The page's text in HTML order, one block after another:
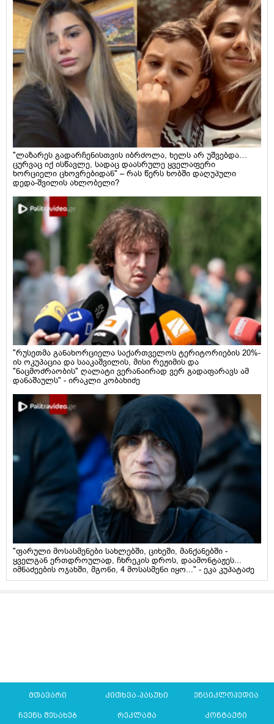
"ლაზარეს გადარჩენისთვის იბრძოლა, ხელს არ უშვებდა…
ცურვაც იქ ისწავლე, სადაც დაასრულე ყველაფერი
ხორციელი ცხოვრებიდან" – რას წერს ხობში დაღუპული
დედა-შვილის ახლობელი?
"რუსეთმა განახორციელა საქართველოს ტერიტორიების 20%-
ის ოკუპაცია და სააკაშვილის, მისი რეჟიმის და
"ნაცმოძრაობის" ღალატი ვერანაირად ვერ გადაფარავს ამ
დანაშაულს" - ირაკლი კობახიძე
"ფარული მოსასმენები სახლებში, ციხეში, მანქანებში -
ყველგან ერთდროულად, ჩხრეკის დროს, დაამონტაჟეს...
იმნაძეების ოჯახში, მგონი, 4 მოსასმენი იყო..." - ეკა კუპატაძე
მთავარი კითხვა-პასუხი ენციკლოპედია
ჩვენს შესახებ რეკლამა კონტაქტი